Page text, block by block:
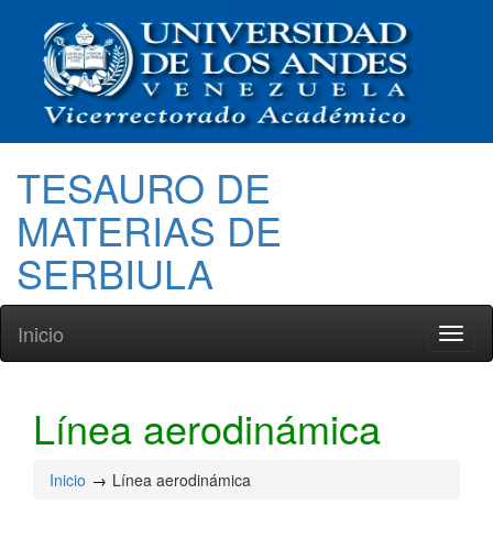
TESAURO DE
MATERIAS DE
SERBIULA
Inicio
Línea aerodinámica
Inicio Línea aerodinámica